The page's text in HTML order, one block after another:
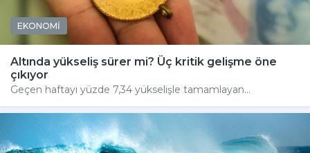
EKONOMİ
Altında yükseliş sürer mi? Üç kritik gelişme öne
çıkıyor
Geçen haftayı yüzde 7,34 yükselişle tamamlayan...